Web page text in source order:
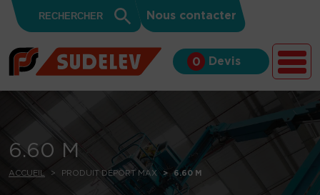
Skip to content
for:
Search
Button
Nous contacter
0 Devis
6.60 M
ACCUEIL PRODUIT DÉPORT MAX 6.60 M